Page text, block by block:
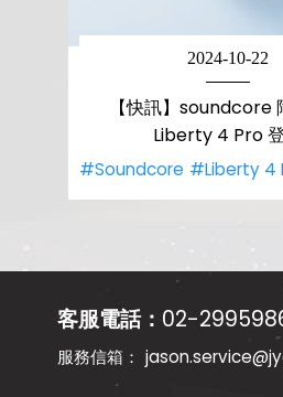
2024-10-22
【快訊】soundcore
Liberty 4 Pro
#Soundcore #Liberty 4
客服電話： 02-